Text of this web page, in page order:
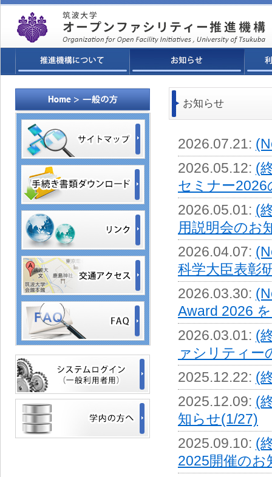
お知らせ
2026.07.21:
2026.05.12: (
セミナー2026
2026.05.01: (
用説明会のお
2026.04.07:
科学大臣表彰
2026.03.30:
Award 2026
2026.03.01: (
ァシリティー
2025.12.22: (
2025.12.09: (
知らせ(1/27)
2025.09.10: (
2025開催のお